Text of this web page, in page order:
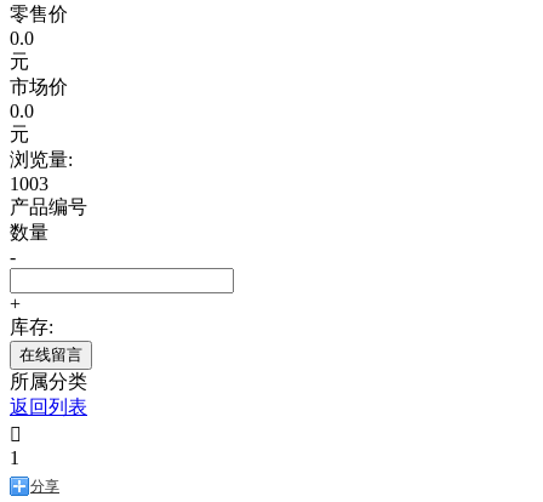
零售价
0.0
元
市场价
0.0
元
浏览量:
1003
产品编号
数量
-
+
库存:
在线留言
所属分类
返回列表

1
分享